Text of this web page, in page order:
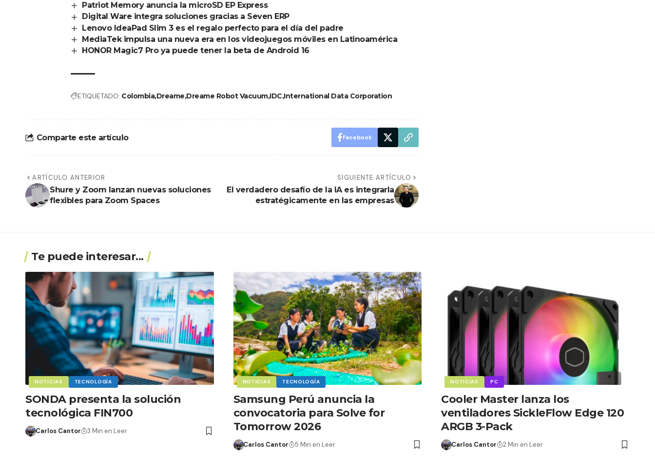
Patriot Memory anuncia la microSD EP Express
Digital Ware integra soluciones gracias a Seven ERP
Lenovo IdeaPad Slim 3 es el regalo perfecto para el día del padre
MediaTek impulsa una nueva era en los videojuegos móviles en Latinoamérica
HONOR Magic7 Pro ya puede tener la beta de Android 16
ETIQUETADO: ColombiaDreame Dreame Robot VacuumIDC International Data Corporation
Comparte este artículo Facebook
ARTÍCULO ANTERIOR
Shure y Zoom lanzan nuevas soluciones
flexibles para Zoom Spaces
SIGUIENTE ARTÍCULO
El verdadero desafío de la IA es integrarla
estratégicamente en las empresas
Te puede interesar...
NOTICIAS TECNOLOGÍA
SONDA presenta la solución
tecnológica FIN700
Carlos Cantor 3 Min en Leer
NOTICIAS TECNOLOGÍA
Samsung Perú anuncia la
convocatoria para Solve for
Tomorrow 2026
Carlos Cantor 5 Min en Leer
NOTICIAS PC
Cooler Master lanza los
ventiladores SickleFlow Edge 120
ARGB 3-Pack
Carlos Cantor 2 Min en Leer